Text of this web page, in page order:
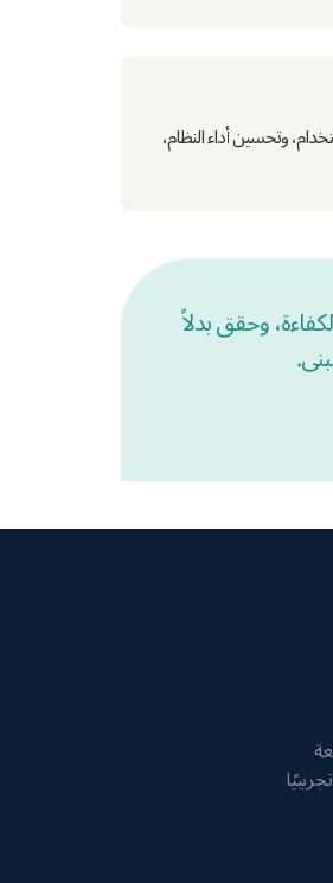
وتحسين أداء النظام،
وحقق بدلاً